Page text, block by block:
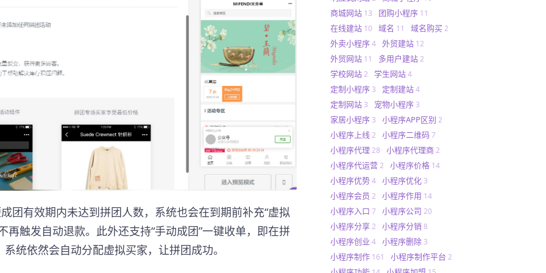
团有效期内未达到拼团人数，系统也会在到期前补充“虚拟
再触发自动退款。此外还支持“手动成团”一键收单，即在拼
统依然会自动分配虚拟买家，让拼团成功。
商城网站 13 团购小程序 11
在线建站 10 域名 11 域名购买 2
外卖小程序 4 外贸建站 12
外贸网站 11 多用户建站 2
学校网站 2 学生网站 4
定制小程序 3 定制建站 4
定制网站 3 宠物小程序 3
家居小程序 3 小程序APP区别 2
小程序上线 2 小程序二维码 7
小程序代理 28 小程序代理商 2
小程序代运营 2 小程序价格 14
小程序优势 4 小程序优化 3
小程序会员 2 小程序作用 14
小程序入口 7 小程序公司 20
小程序分享 2 小程序分销 8
小程序创业 4 小程序删除 3
小程序制作 161 小程序制作平台 2